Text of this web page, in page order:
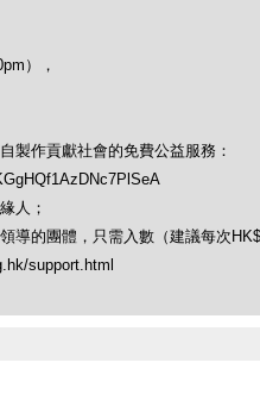
），
製作貢獻社會的免費公益服務：
人；
導的團體，只需入數（建議每次
support.html